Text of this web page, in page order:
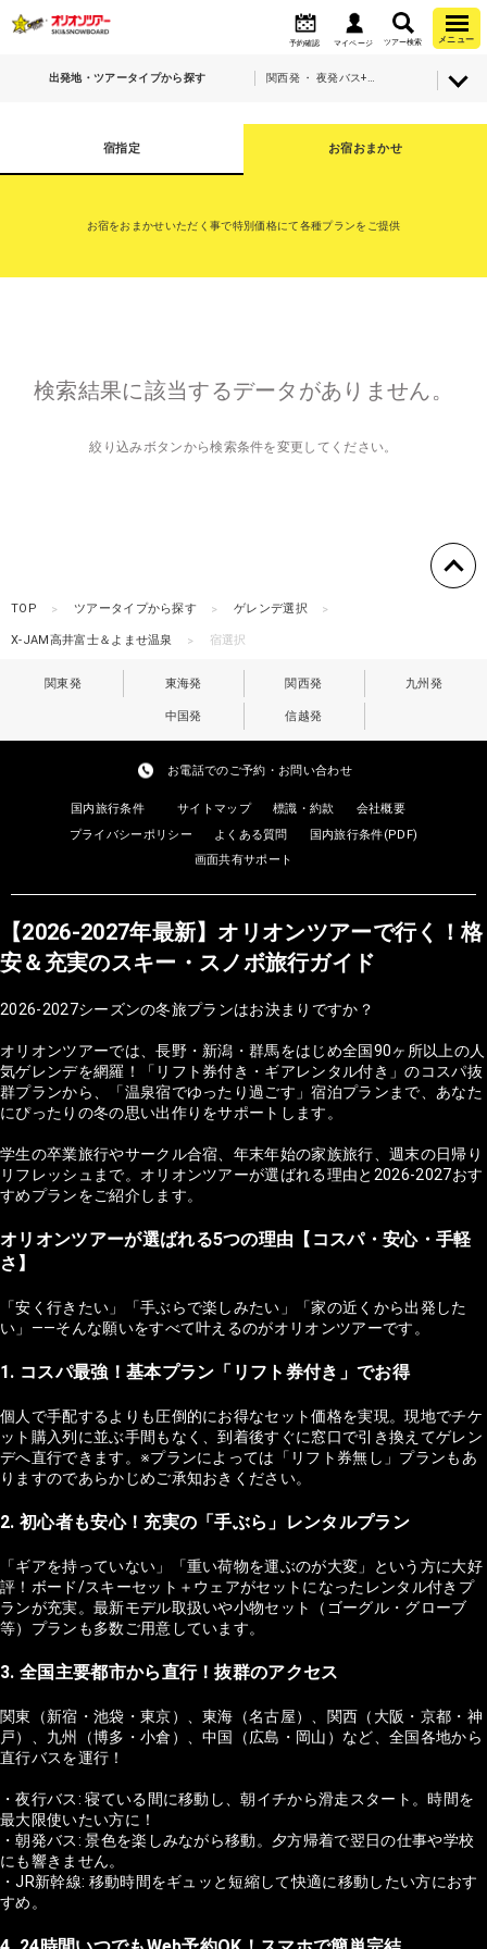
予約確認 マイページ ツアー検索 メニュー
出発地・ツアータイプから探す
宿指定 お宿おまかせ
お宿をおまかせいただく事で特別価格にて各種プランをご提供
検索結果に該当するデータがありません。
絞り込みボタンから検索条件を変更してください。
TOP ツアータイプから探す ゲレンデ選択
X-JAM高井富士＆よませ温泉 宿選択
関東発 東海発 関西発 九州発
中国発 信越発
お電話でのご予約・お問い合わせ
国内旅行条件 サイトマップ 標識・約款
会社概要
プライバシーポリシー
よくある質問
国内旅行条件(PDF)
画面共有サポート
【2026-2027年最新】オリオンツアーで行く！格
安＆充実のスキー・スノボ旅行ガイド
2026-2027シーズンの冬旅プランはお決まりですか？
オリオンツアーでは、長野・新潟・群馬をはじめ全国90ヶ所以上の人
気ゲレンデを網羅！「リフト券付き・ギアレンタル付き」のコスパ抜
群プランから、「温泉宿でゆったり過ごす」宿泊プランまで、あなた
にぴったりの冬の思い出作りをサポートします。
学生の卒業旅行やサークル合宿、年末年始の家族旅行、週末の日帰り
リフレッシュまで。オリオンツアーが選ばれる理由と2026-2027おす
すめプランをご紹介します。
オリオンツアーが選ばれる5つの理由【コスパ・安心・手軽
さ】
「安く行きたい」「手ぶらで楽しみたい」「家の近くから出発した
い」——そんな願いをすべて叶えるのがオリオンツアーです。
1. コスパ最強！基本プラン「リフト券付き」でお得
個人で手配するよりも圧倒的にお得なセット価格を実現。現地でチケ
ット購入列に並ぶ手間もなく、到着後すぐに窓口で引き換えてゲレン
デへ直行できます。※プランによっては「リフト券無し」プランもあ
りますのであらかじめご承知おきください。
2. 初心者も安心！充実の「手ぶら」レンタルプラン
「ギアを持っていない」「重い荷物を運ぶのが大変」という方に大好
評！ボード/スキーセット＋ウェアがセットになったレンタル付きプ
ランが充実。最新モデル取扱いや小物セット（ゴーグル・グローブ
等）プランも多数ご用意しています。
3. 全国主要都市から直行！抜群のアクセス
関東（新宿・池袋・東京）、東海（名古屋）、関西（大阪・京都・神
戸）、九州（博多・小倉）、中国（広島・岡山）など、全国各地から
直行バスを運行！
・夜行バス: 寝ている間に移動し、朝イチから滑走スタート。時間を
最大限使いたい方に！
・朝発バス: 景色を楽しみながら移動。夕方帰着で翌日の仕事や学校
にも響きません。
・JR新幹線: 移動時間をギュッと短縮して快適に移動したい方におす
すめ。